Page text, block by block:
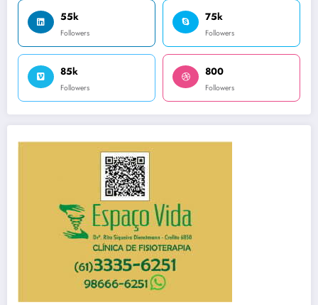
55k
Followers
75k
Followers
85k
Followers
800
Followers